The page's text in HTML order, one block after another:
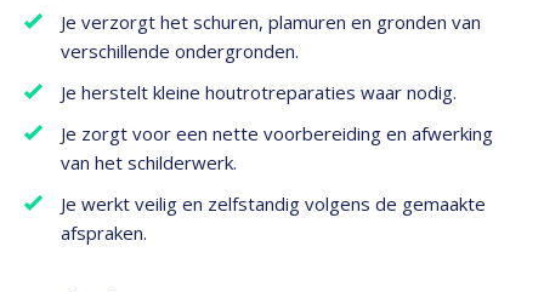
Je verzorgt het schuren, plamuren en gronden van
verschillende ondergronden.
Je herstelt kleine houtrotreparaties waar nodig.
Je zorgt voor een nette voorbereiding en afwerking
van het schilderwerk.
Je werkt veilig en zelfstandig volgens de gemaakte
afspraken.